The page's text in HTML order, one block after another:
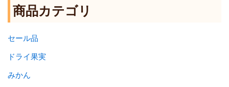
商品カテゴリ
セール品
ドライ果実
みかん